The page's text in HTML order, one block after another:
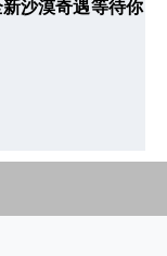
沙漠奇遇等待你